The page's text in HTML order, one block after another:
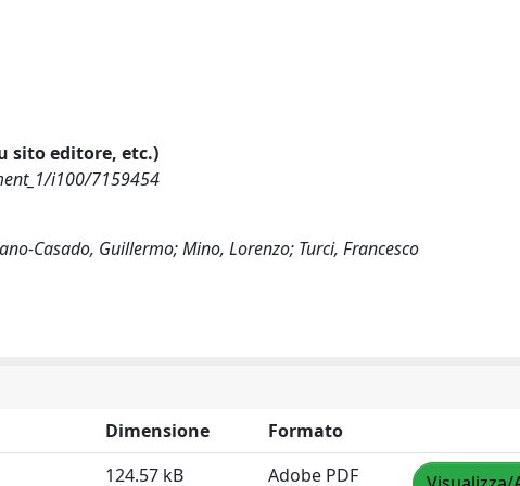
sito editore, etc.)
i100/7159454
Casado, Guillermo; Mino, Lorenzo; Turci, Francesco
Dimensione
Formato
124.57 kB Adobe PDF